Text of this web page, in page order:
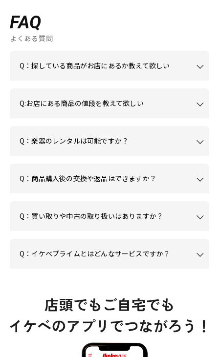
FAQ
よくある質問
Q：探している商品がお店にあるか教えて欲しい
Q:お店にある商品の値段を教えて欲しい
Q：楽器のレンタルは可能ですか？
Q：商品購入後の交換や返品はできますか？
Q：買い取りや中古の取り扱いはありますか？
Q：イケベプライムとはどんなサービスですか？